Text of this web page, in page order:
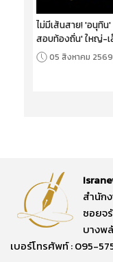
ไม่มีเส้นสาย! 'อนุทิ
สอบท้องถิ่น' ใหญ่-เ
05 สิงหาคม 2569
สำนัก
ซอยจ
บางพ
เบอร์โทรศัพท์ : 095-